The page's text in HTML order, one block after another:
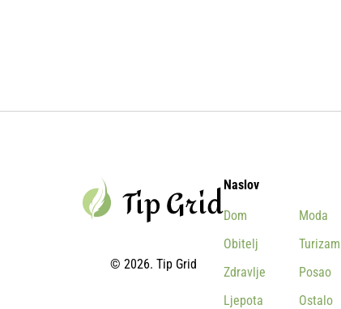
© 2026. Tip Grid
Naslov
Dom
Obitelj
Zdravlje
Ljepota
Moda
Turizam
Posao
Ostalo